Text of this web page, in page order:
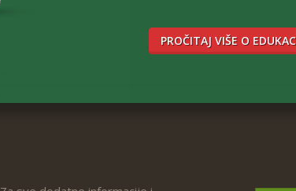
PROČITAJ VIŠE O